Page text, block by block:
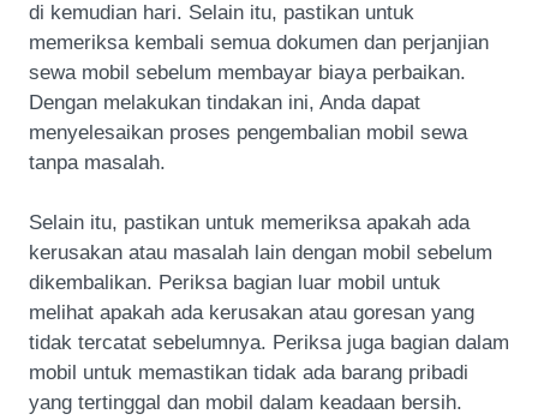
di kemudian hari. Selain itu, pastikan untuk
memeriksa kembali semua dokumen dan perjanjian
sewa mobil sebelum membayar biaya perbaikan.
Dengan melakukan tindakan ini, Anda dapat
menyelesaikan proses pengembalian mobil sewa
tanpa masalah.
Selain itu, pastikan untuk memeriksa apakah ada
kerusakan atau masalah lain dengan mobil sebelum
dikembalikan. Periksa bagian luar mobil untuk
melihat apakah ada kerusakan atau goresan yang
tidak tercatat sebelumnya. Periksa juga bagian dalam
mobil untuk memastikan tidak ada barang pribadi
yang tertinggal dan mobil dalam keadaan bersih.